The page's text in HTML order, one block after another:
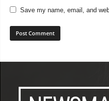
Save my name, email, and